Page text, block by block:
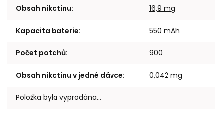
Obsah nikotinu: 16,9 mg
Kapacita baterie: 550 mAh
Počet potahů: 900
Obsah nikotinu v jedné dávce: 0,042 mg
Položka byla vyprodána…